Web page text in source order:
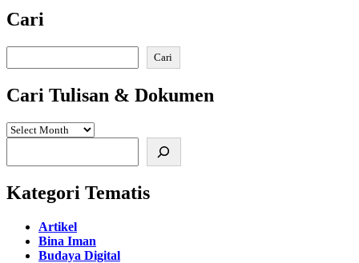
Cari
Cari
Cari Tulisan & Dokumen
Kategori Tematis
Artikel
Bina Iman
Budaya Digital